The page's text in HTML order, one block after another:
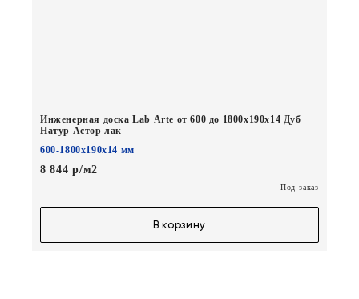
Инженерная доска Lab Arte от 600 до 1800х190х14 Дуб
Натур Астор лак
600-1800х190х14 мм
8 844 р/м2
Под заказ
В корзину